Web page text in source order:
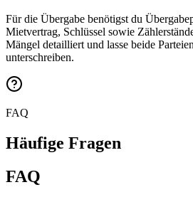
Für die Übergabe benötigst du
Mietvertrag, Schlüssel sowie
Mängel detailliert und lasse beide
unterschreiben.
FAQ
Häufige Fragen
FAQ